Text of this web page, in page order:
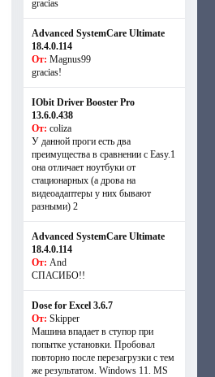
gracias
Advanced SystemCare Ultimate
18.4.0.114
От: Magnus99
gracias!
IObit Driver Booster Pro
13.6.0.438
От: coliza
У данной проги есть два
преимущества в сравнении с Easy.1
она отличает ноутбуки от
стационарных (а дрова на
видеоадаптеры у них бывают
разными) 2
Advanced SystemCare Ultimate
18.4.0.114
От: And
СПАСИБО!!
Dose for Excel 3.6.7
От: Skipper
Машина впадает в ступор при
попытке установки. Пробовал
повторно после перезагрузки с тем
же результатом. Windows 11. MS